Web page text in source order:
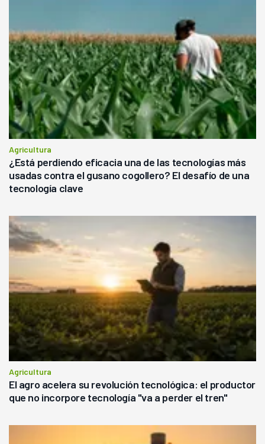
Agricultura
¿Está perdiendo eficacia una de las tecnologías más
usadas contra el gusano cogollero? El desafío de una
tecnología clave
Agricultura
El agro acelera su revolución tecnológica: el productor
que no incorpore tecnología "va a perder el tren"